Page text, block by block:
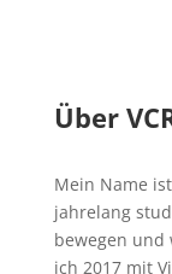
Über
Mein Name
jahrelang
bewegen und
ich 2017 mit